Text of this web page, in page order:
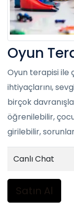
Oyun
Oyun terapisi ile
ihtiyaçlarını,
birçok
öğrenilebilir,
girilebilir,
Canlı Chat
Satın Al